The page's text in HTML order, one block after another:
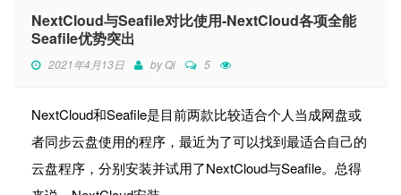
NextCloud与Seafile对比使用-NextCloud各项全能
Seafile优势突出
2021年4月13日 byQi 5
NextCloud和Seafile是目前两款比较适合个人当成网盘或
者同步云盘使用的程序，最近为了可以找到最适合自己的
云盘程序，分别安装并试用了NextCloud与Seafile。总得